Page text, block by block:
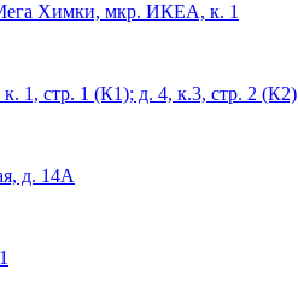
Химки, мкр. ИКЕА, к. 1
1, стр. 1 (К1); д. 4, к.3, стр. 2 (К2)
д. 14А